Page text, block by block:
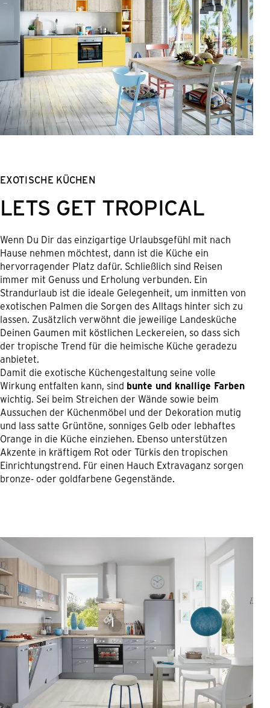
EXOTISCHE KÜCHEN
LETS GET TROPICAL
Wenn Du Dir das einzigartige Urlaubsgefühl mit nach
Hause nehmen möchtest, dann ist die Küche ein
hervorragender Platz dafür. Schließlich sind Reisen
immer mit Genuss und Erholung verbunden. Ein
Strandurlaub ist die ideale Gelegenheit, um inmitten von
exotischen Palmen die Sorgen des Alltags hinter sich zu
lassen. Zusätzlich verwöhnt die jeweilige Landesküche
Deinen Gaumen mit köstlichen Leckereien, so dass sich
der tropische Trend für die heimische Küche geradezu
anbietet.
Damit die exotische Küchengestaltung seine volle
Wirkung entfalten kann, sind bunte und knallige Farben
wichtig. Sei beim Streichen der Wände sowie beim
Aussuchen der Küchenmöbel und der Dekoration mutig
und lass satte Grüntöne, sonniges Gelb oder lebhaftes
Orange in die Küche einziehen. Ebenso unterstützen
Akzente in kräftigem Rot oder Türkis den tropischen
Einrichtungstrend. Für einen Hauch Extravaganz sorgen
bronze- oder goldfarbene Gegenstände.